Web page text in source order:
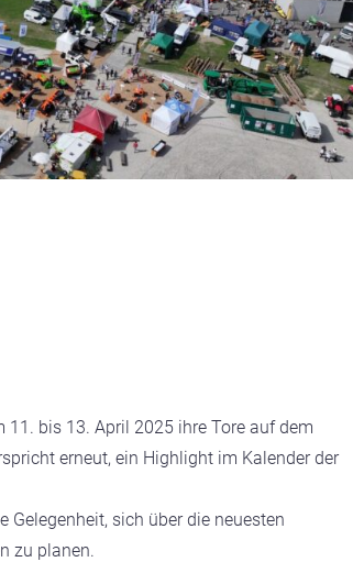
11. bis 13. April 2025 ihre Tore auf dem
erneut, ein Highlight im Kalender der
sich über die neuesten
zu planen.